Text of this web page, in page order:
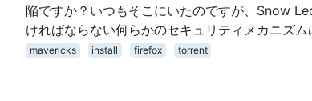
陥ですか？いつもそこにいたのですが、Snow
ければならない何らかのセキュリティメカニズム
mavericks install firefox torrent